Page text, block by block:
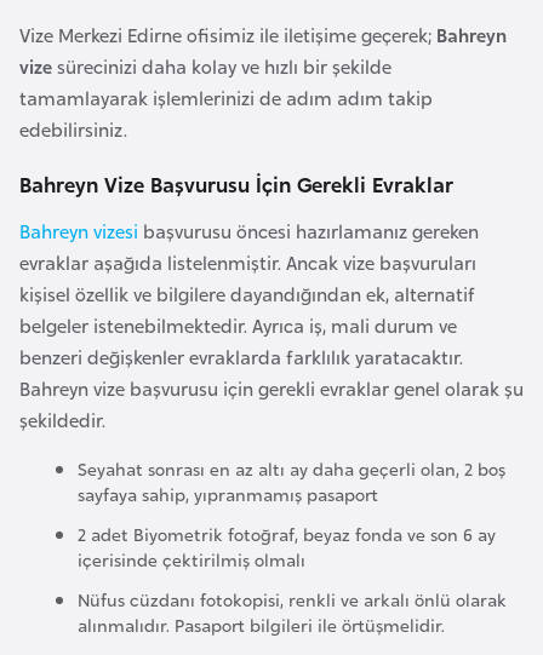
Vize Merkezi Edirne ofisimiz ile iletişime geçerek; Bahreyn
vizesürecinizi daha kolay ve hızlı bir şekilde
tamamlayarak işlemlerinizi de adım adım takip
edebilirsiniz.
Bahreyn Vize Başvurusu İçin Gerekli Evraklar
Bahreyn vizesi başvurusu öncesi hazırlamanız gereken
evraklar aşağıda listelenmiştir. Ancak vize başvuruları
kişisel özellik ve bilgilere dayandığından ek, alternatif
belgeler istenebilmektedir. Ayrıca iş, mali durum ve
benzeri değişkenler evraklarda farklılık yaratacaktır.
Bahreyn vize başvurusu için gerekli evraklar genel olarak şu
şekildedir.
Seyahat sonrası en az altı ay daha geçerli olan, 2 boş
sayfaya sahip, yıpranmamış pasaport
2 adet Biyometrik fotoğraf, beyaz fonda ve son 6 ay
içerisinde çektirilmiş olmalı
Nüfus cüzdanı fotokopisi, renkli ve arkalı önlü olarak
alınmalıdır. Pasaport bilgileri ile örtüşmelidir.
B
e
l
a
r
s
B
e
l
ç
i